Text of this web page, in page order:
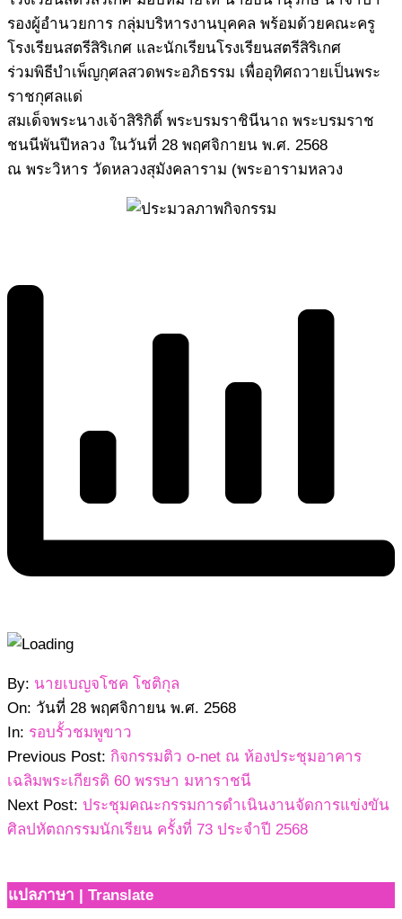
รองผู้อำนวยการ กลุ่มบริหารงานบุคคล พร้อมด้วยคณะครู
โรงเรียนสตรีสิริเกศ และนักเรียนโรงเรียนสตรีสิริเกศ
ร่วมพิธีบำเพ็ญกุศลสวดพระอภิธรรม เพื่ออุทิศถวายเป็นพระ
ราชกุศลแด่
สมเด็จพระนางเจ้าสิริกิติ์ พระบรมราชินีนาถ พระบรมราช
ชนนีพันปีหลวง ในวันที่ 28 พฤศจิกายน พ.ศ. 2568
ณ พระวิหาร วัดหลวงสุมังคลาราม (พระอารามหลวง
2568-
11-
28
By: นายเบญจโชค โชติกุล
On: วันที่ 28 พฤศจิกายน พ.ศ. 2568
In: รอบรั้วชมพูขาว
Previous Post: กิจกรรมติว o-net ณ ห้องประชุมอาคาร
เฉลิมพระเกียรติ 60 พรรษา มหาราชนี
Next Post: ประชุมคณะกรรมการดำเนินงานจัดการแข่งขัน
ศิลปหัตถกรรมนักเรียน ครั้งที่ 73 ประจำปี 2568
แปลภาษา | Translate